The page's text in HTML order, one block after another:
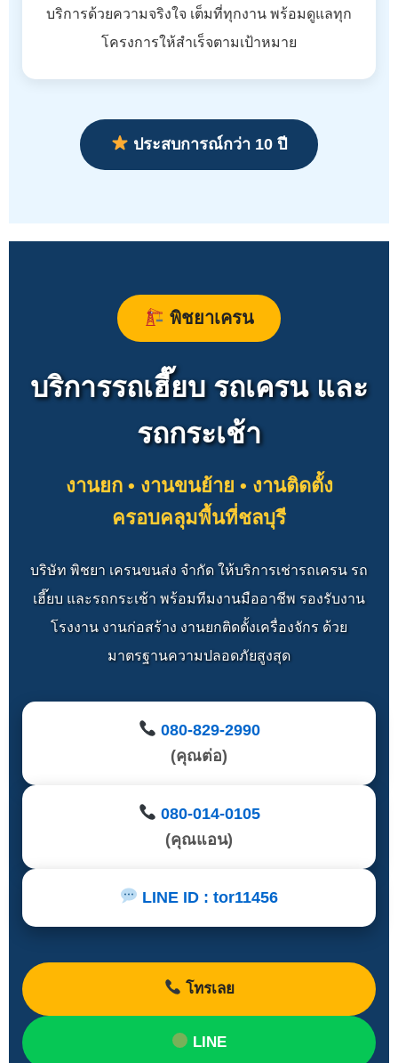
บริการด้วยความจริงใจ เต็มที่ทุกงาน พร้อมดูแลทุก
โครงการให้สำเร็จตามเป้าหมาย
ประสบการณ์กว่า 10 ปี
พิชยาเครน
บริการรถเฮี๊ยบ รถเครน และ
รถกระเช้า
งานยก • งานขนย้าย • งานติดตั้ง
ครอบคลุมพื้นที่ชลบุรี
บริษัท พิชยา เครนขนส่ง จำกัด ให้บริการเช่ารถเครน รถ
เฮี๊ยบ และรถกระเช้า พร้อมทีมงานมืออาชีพ รองรับงาน
โรงงาน งานก่อสร้าง งานยกติดตั้งเครื่องจักร ด้วย
มาตรฐานความปลอดภัยสูงสุด
080-829-2990
(คุณต่อ)
080-014-0105
(คุณแอน)
LINE ID : tor11456
โทรเลย
LINE